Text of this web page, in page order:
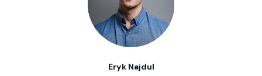
Eryk Najdul